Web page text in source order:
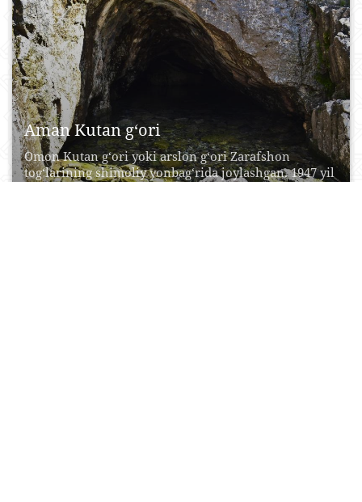
Aman Kutan g‘ori
Omon Kutan g‘ori yoki arslon g‘ori Zarafshon
tog‘larining shimoliy yonbag‘rida joylashgan. 1947 yil